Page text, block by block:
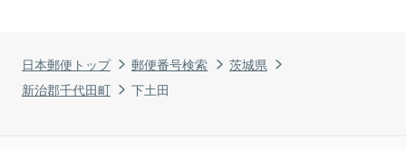
日本郵便トップ 郵便番号検索
茨城県
新治郡千代田町
下土田